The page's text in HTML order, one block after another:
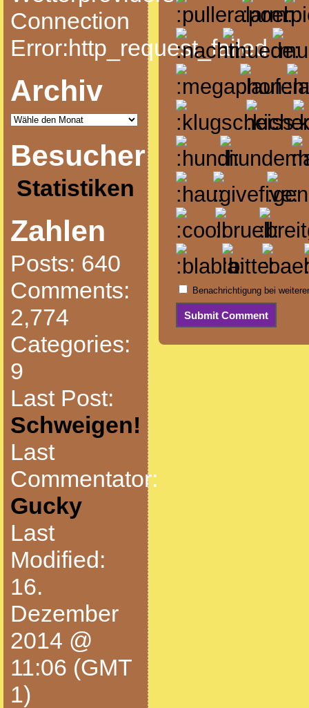
Connection
Error:http_request_failed
Archiv
Besucher
Statistiken
Zahlen
Posts: 640
Comments:
2,774
Categories:
9
Last Post:
Schweigen!
Last
Commentator:
Gucky
Last
Modified:
16.
Dezember
2014 @
11:06 (GMT
1)
Benachrichtigung bei